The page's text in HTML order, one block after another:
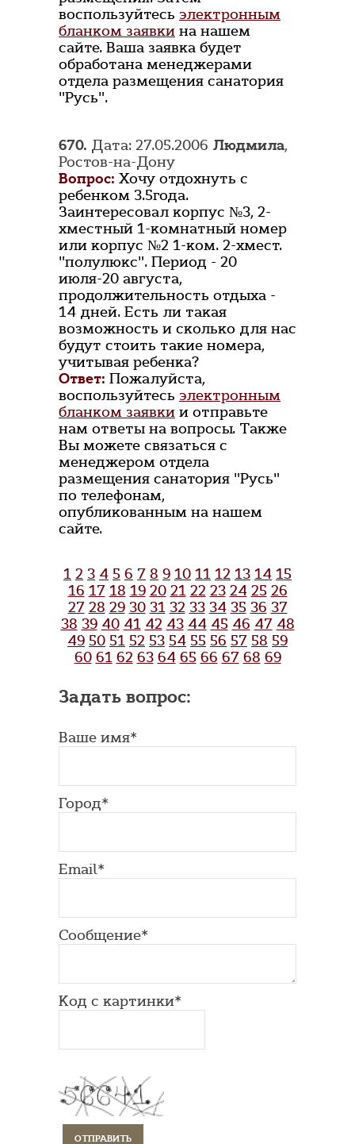
воспользуйтесь электронным
бланком заявки на нашем
сайте. Ваша заявка будет
обработана менеджерами
отдела размещения санатория
"Русь".
670. Дата: 27.05.2006 Людмила,
Ростов-на-Дону
Вопрос: Хочу отдохнуть с
ребенком 3.5года.
Заинтересовал корпус №3, 2-
хместный 1-комнатный номер
или корпус №2 1-ком. 2-хмест.
"полулюкс". Период - 20
июля-20 августа,
продолжительность отдыха -
14 дней. Есть ли такая
возможность и сколько для нас
будут стоить такие номера,
учитывая ребенка?
Ответ: Пожалуйста,
воспользуйтесь электронным
бланком заявки и отправьте
нам ответы на вопросы. Также
Вы можете связаться с
менеджером отдела
размещения санатория "Русь"
по телефонам,
опубликованным на нашем
сайте.
1 2 3 4 5 6 7 8 9 10 11 12 13 14 15
16 17 18 19 20 21 22 23 24 25 26
27 28 29 30 31 32 33 34 35 36 37
38 39 40 41 42 43 44 45 46 47 48
49 50 51 52 53 54 55 56 57 58 59
60 61 62 63 64 65 66 67 68 69
Задать вопрос:
Ваше имя*
Город*
Email*
Сообщение*
Код с картинки*